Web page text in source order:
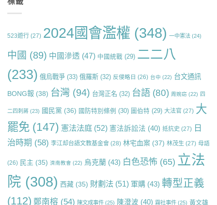
523遊行 (27) 2024國會濫權 (348) 一中憲法 (24)
中國 (89) 中國滲透 (47) 中國統戰 (29) 二二八
(233) 俄烏戰爭 (33) 俄羅斯 (32) 反侵略日 (26) 台中 (22) 台文通訊
BONG報 (38) 台灣 (94) 台灣正名 (32) 台語 (80) 周婉窈 (22) 四
二四刺蔣 (23) 國民黨 (36) 國防特別條例 (30) 圖伯特 (29) 大法官 (27) 大
罷免 (147) 憲法法庭 (52) 憲法訴訟法 (40) 抵抗史 (27) 日
治時期 (58) 李江却台語文教基金會 (28) 林宅血案 (37) 林茂生 (27) 母語
(26) 民主 (35) 濟南教會 (22) 烏克蘭 (43) 白色恐怖 (65) 立法
院 (308) 西藏 (35) 財劃法 (51) 軍購 (43) 轉型正義
(112) 鄭南榕 (54) 陳文成事件 (25) 陳澄波 (40) 霧社事件 (25) 黃文雄